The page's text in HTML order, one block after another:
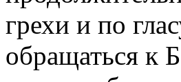
грехи и по
обращаться к